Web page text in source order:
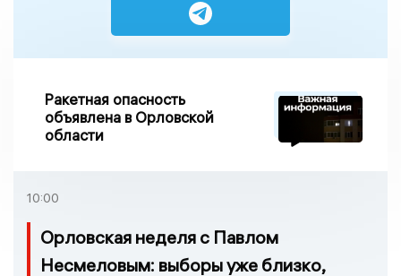
Ракетная опасность
объявлена в Орловской
области
10:00
Орловская неделя с Павлом
Несмеловым: выборы уже близко,